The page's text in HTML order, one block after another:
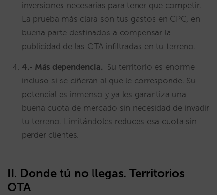
inversiones necesarias para tener que competir.
La prueba más clara son tus gastos en CPC, en
buena parte destinados a compensar la
publicidad de las OTA infiltradas en tu terreno.
4.- Más dependencia. Su territorio es enorme
incluso si se ciñeran al que le corresponde. Su
potencial es inmenso y ya les garantiza una
buena cuota de mercado sin necesidad de invadir
tu terreno. Limitándoles reduces esa cuota sin
perder clientes.
II. Donde tú no llegas. Territorios
OTA